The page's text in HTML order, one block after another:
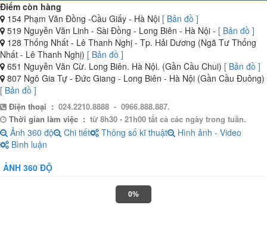
Điểm còn hàng
154 Phạm Văn Đồng -Cầu Giấy - Hà Nội [ Bản đồ ]
519 Nguyễn Văn Linh - Sài Đồng - Long Biên - Hà Nội - [ Bản đồ ]
128 Thống Nhất - Lê Thanh Nghị - Tp. Hải Dương (Ngã Tư Thống
Nhất - Lê Thanh Nghị) [ Bản đồ ]
651 Nguyễn Văn Cừ. Long Biên. Hà Nội. (Gần Cầu Chui) [ Bản đồ ]
807 Ngô Gia Tự - Đức Giang - Long Biên - Hà Nội (Gần Cầu Đuông)
[ Bản đồ ]
Điện thoại : 024.2210.8888 - 0966.888.887.
Thời gian làm việc : từ 8h30 - 21h00 tất cả các ngày trong tuần.
Ảnh 360 độ Chi tiết Thông số kĩ thuật
Hình ảnh - Video
Bình luận
ẢNH 360 ĐỘ
0%